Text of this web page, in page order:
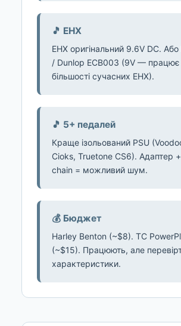
🎵 EHX
EHX оригінальний 9.6V DC. Або
/ Dunlop ECB003 (9V — працює
більшості сучасних EHX).
🎵 5+ педалей
Краще ізольований PSU
Cioks, Truetone CS6). Адаптер
chain = можливий шум.
💰 Бюджет
Harley Benton (~$8). TC
(~$15). Працюють, але
характеристики.